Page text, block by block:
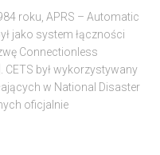
roku, APRS – Automatic
jako system łączności
Connectionless
CETS był wykorzystywany
w National Disaster
oficjalnie